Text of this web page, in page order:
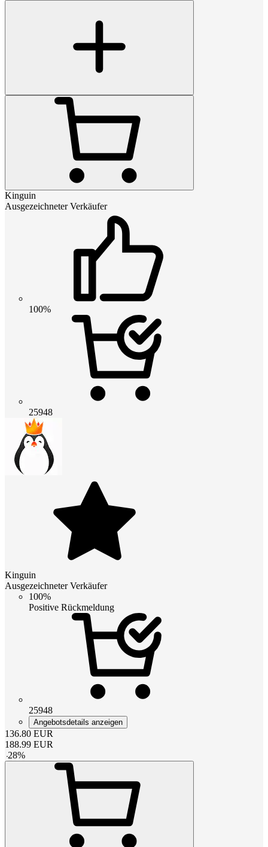
Kinguin
Ausgezeichneter Verkäufer
100%
25948
Kinguin
Ausgezeichneter Verkäufer
100%
Positive Rückmeldung
25948
Angebotsdetails anzeigen
136.80 EUR
188.99 EUR
-28%